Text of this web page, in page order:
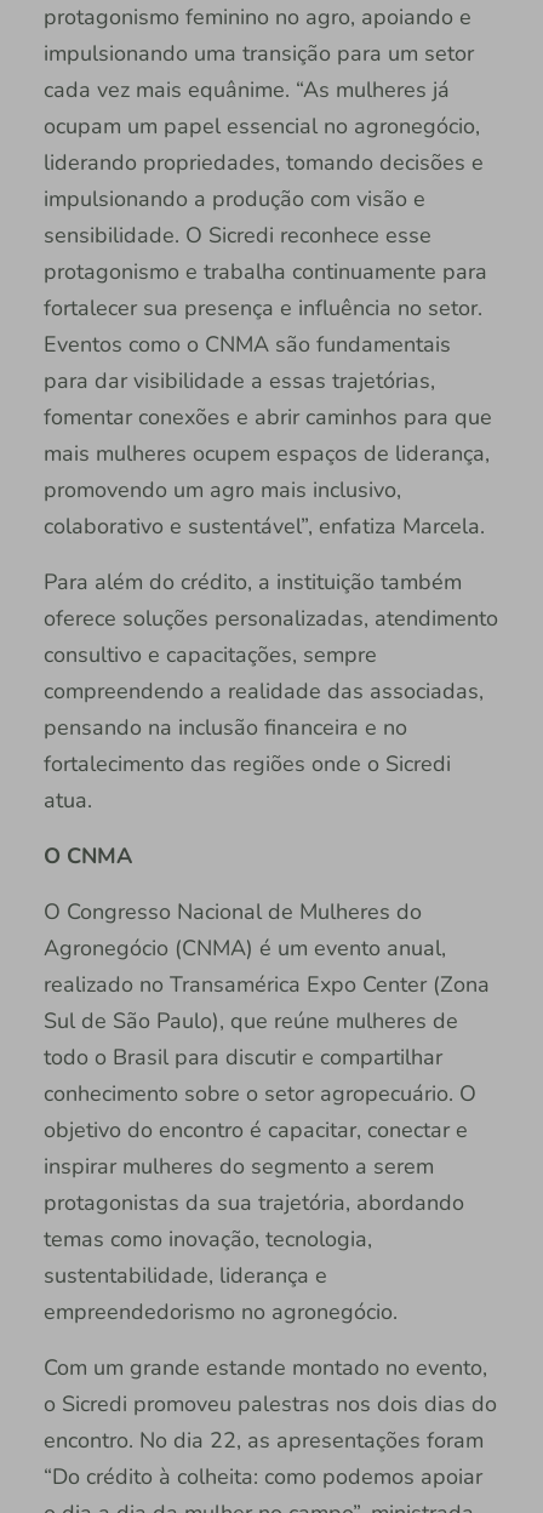
protagonismo feminino no agro, apoiando e
impulsionando uma transição para um setor
cada vez mais equânime. “As mulheres já
ocupam um papel essencial no agronegócio,
liderando propriedades, tomando decisões e
impulsionando a produção com visão e
sensibilidade. O Sicredi reconhece esse
protagonismo e trabalha continuamente para
fortalecer sua presença e influência no setor.
Eventos como o CNMA são fundamentais
para dar visibilidade a essas trajetórias,
fomentar conexões e abrir caminhos para que
mais mulheres ocupem espaços de liderança,
promovendo um agro mais inclusivo,
colaborativo e sustentável”, enfatiza Marcela.
Para além do crédito, a instituição também
oferece soluções personalizadas, atendimento
consultivo e capacitações, sempre
compreendendo a realidade das associadas,
pensando na inclusão financeira e no
fortalecimento das regiões onde o Sicredi
atua.
O CNMA
O Congresso Nacional de Mulheres do
Agronegócio (CNMA) é um evento anual,
realizado no Transamérica Expo Center (Zona
Sul de São Paulo), que reúne mulheres de
todo o Brasil para discutir e compartilhar
conhecimento sobre o setor agropecuário. O
objetivo do encontro é capacitar, conectar e
inspirar mulheres do segmento a serem
protagonistas da sua trajetória, abordando
temas como inovação, tecnologia,
sustentabilidade, liderança e
empreendedorismo no agronegócio.
Com um grande estande montado no evento,
o Sicredi promoveu palestras nos dois dias do
encontro. No dia 22, as apresentações foram
“Do crédito à colheita: como podemos apoiar